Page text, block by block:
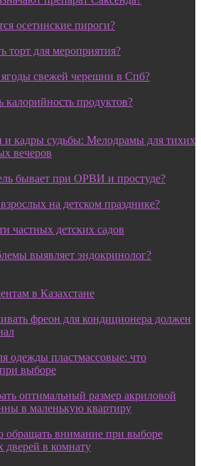
осетинские пироги?
торт для мероприятия?
ягоды свежей черешни в Спб?
калорийность продуктов?
кадры судьбы: Мелодрамы для тихих
вечеров
бывает при ОРВИ и простуде?
на детском празднике?
частных детских садов
выявляет эндокринолог?
в Казахстане
фреон для кондиционера должен
одежды пластмассовые: что
выборе
оптимальный размер акриловой
в маленькую квартиру
обращать внимание при выборе
дверей в комнату